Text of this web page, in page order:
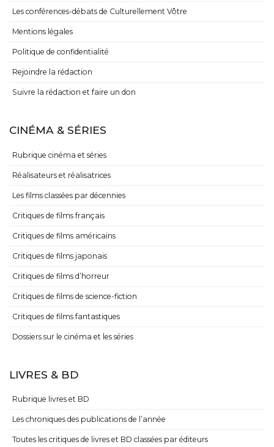
Les conférences-débats de Culturellement Vôtre
Mentions légales
Politique de confidentialité
Rejoindre la rédaction
Suivre la rédaction et faire un don
CINÉMA & SÉRIES
Rubrique cinéma et séries
Réalisateurs et réalisatrices
Les films classées par décennies
Critiques de films français
Critiques de films américains
Critiques de films japonais
Critiques de films d’horreur
Critiques de films de science-fiction
Critiques de films fantastiques
Dossiers sur le cinéma et les séries
LIVRES & BD
Rubrique livres et BD
Les chroniques des publications de l’année
Toutes les critiques de livres et BD classées par éditeurs